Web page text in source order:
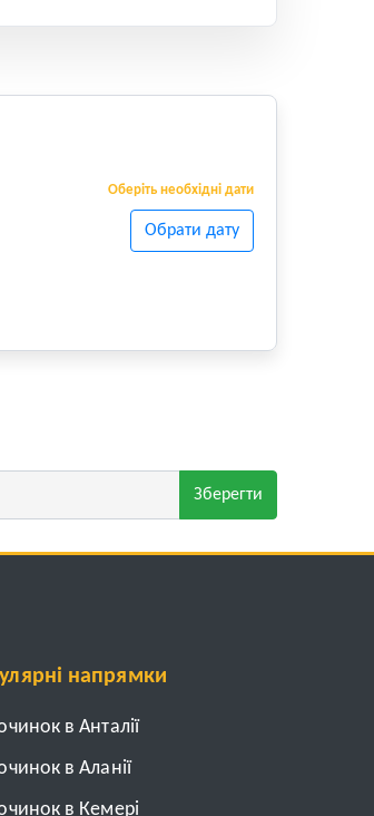
Оберіть необхідні дати
Обрати дату
Зберегти
напрямки
в Анталії
в Аланії
в Кемері